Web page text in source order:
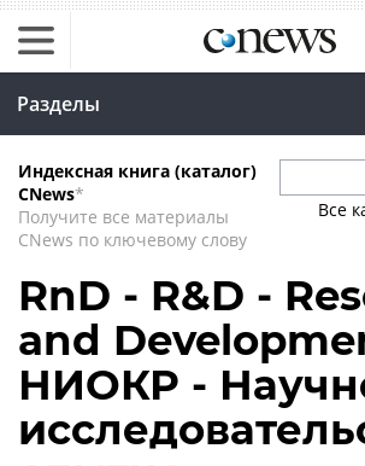
Разделы
Индексная книга (каталог)
CNews*
Получите все материалы
CNews по ключевому слову
Все
RnD - R&D -
and
НИОКР -